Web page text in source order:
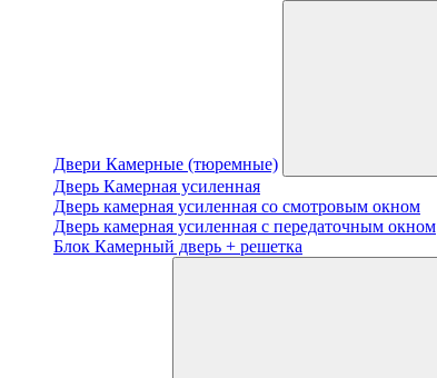
Двери Камерные (тюремные)
Дверь Камерная усиленная
Дверь камерная усиленная со смотровым окном
Дверь камерная усиленная с передаточным окном
Блок Камерный дверь + решетка